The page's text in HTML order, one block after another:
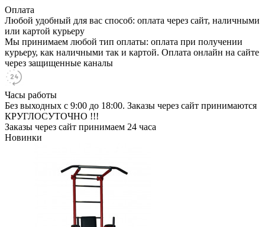
Оплата
Любой удобный для вас способ: оплата через сайт, наличными
или картой курьеру
Мы принимаем любой тип оплаты: оплата при получении
курьеру, как наличными так и картой. Оплата онлайн на сайте
через защищенные каналы
Часы работы
Без выходных с 9:00 до 18:00. Заказы через сайт принимаются
КРУГЛОСУТОЧНО !!!
Заказы через сайт принимаем 24 часа
Новинки